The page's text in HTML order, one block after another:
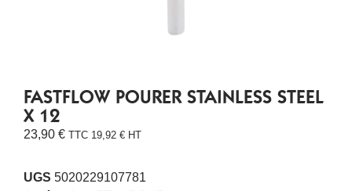
FASTFLOW POURER STAINLESS STEEL
X 12
23,90 € TTC 19,92 € HT
UGS 5020229107781